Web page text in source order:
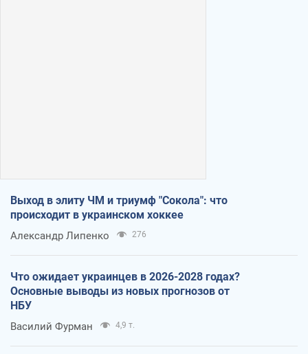
Выход в элиту ЧМ и триумф "Сокола": что
происходит в украинском хоккее
Александр Липенко 276
Что ожидает украинцев в 2026-2028 годах?
Основные выводы из новых прогнозов от
НБУ
Василий Фурман 4,9 т.